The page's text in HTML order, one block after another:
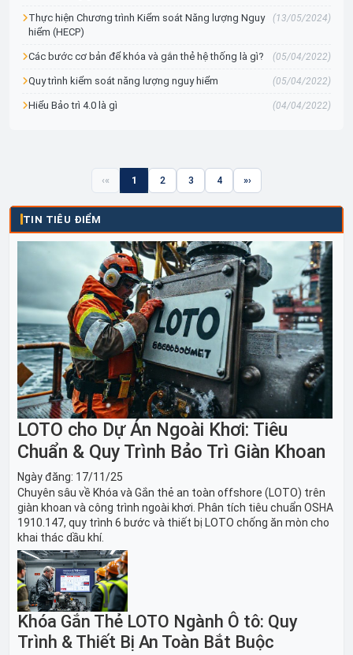
Thực hiện Chương trình Kiểm soát Năng lượng Nguy
hiểm (HECP)
(13/05/2024)
Các bước cơ bản để khóa và gắn thẻ hệ thống là gì? (05/04/2022)
Quy trình kiểm soát năng lượng nguy hiểm (05/04/2022)
Hiểu Bảo trì 4.0 là gì (04/04/2022)
« 1 2 3 4 »
TIN TIÊU ĐIỂM
LOTO cho Dự Án Ngoài Khơi: Tiêu
Chuẩn & Quy Trình Bảo Trì Giàn Khoan
Ngày đăng: 17/11/25
Chuyên sâu về Khóa và Gắn thẻ an toàn offshore (LOTO) trên
giàn khoan và công trình ngoài khơi. Phân tích tiêu chuẩn OSHA
1910.147, quy trình 6 bước và thiết bị LOTO chống ăn mòn cho
khai thác dầu khí.
Khóa Gắn Thẻ LOTO Ngành Ô tô: Quy
Trình & Thiết Bị An Toàn Bắt Buộc